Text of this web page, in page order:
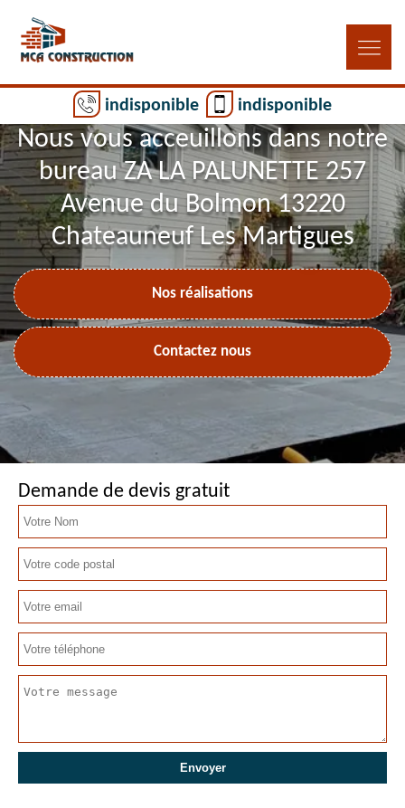
indisponible indisponible
Nous vous acceuillons dans notre
bureau ZA LA PALUNETTE 257
Avenue du Bolmon 13220
Chateauneuf Les Martigues
Nos réalisations
Contactez nous
Demande de devis gratuit